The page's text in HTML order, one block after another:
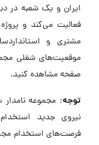
ایران و یک شعبه در
فعالیت می‌کند و
مشتری و
موقعیت‌های شغلی
صفحه مشاهده کنید.
توجه:
نیروی جدید
فرصت‌های استخدام